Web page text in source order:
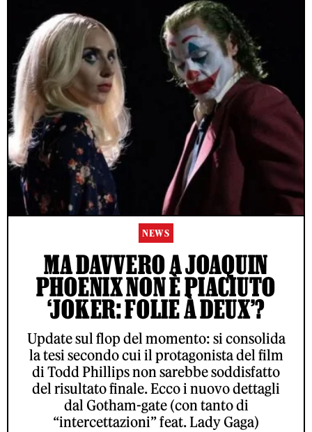
NEWS
MA DAVVERO A JOAQUIN
PHOENIX NON È PIACIUTO
‘JOKER: FOLIE À DEUX’?
Update sul flop del momento: si consolida
la tesi secondo cui il protagonista del film
di Todd Phillips non sarebbe soddisfatto
del risultato finale. Ecco i nuovo dettagli
dal Gotham-gate (con tanto di
“intercettazioni” feat. Lady Gaga)